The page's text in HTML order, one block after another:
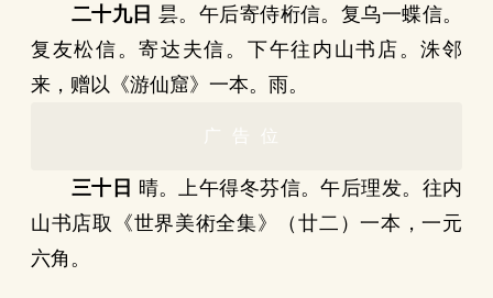
二十九日 昙。午后寄侍桁信。复乌一蝶信。
复友松信。寄达夫信。下午往内山书店。洙邻
来，赠以《游仙窟》一本。雨。
广告位
三十日 晴。上午得冬芬信。午后理发。往内
山书店取《世界美術全集》（廿二）一本，一元
六角。